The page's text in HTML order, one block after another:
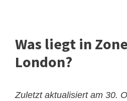
Was liegt in
London?
Zuletzt aktualisiert am 30.